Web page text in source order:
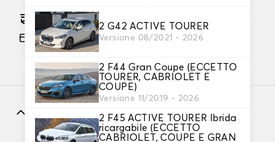
2 G42 ACTIVE TOURER
Versione 08/2021 - 2026
2 F44 Gran Coupe (ECCETTO
TOURER, CABRIOLET E
COUPE)
Versione 11/2019 - 2026
2 F45 ACTIVE TOURER Ibrida
ricargabile (ECCETTO
CABRIOLET, COUPE E GRAN
Consegna gratuita stimata su 17/08/2026
Pagamento in 3x gratuito, a partire da 60 euro
di acquisto.
Caratteristiche